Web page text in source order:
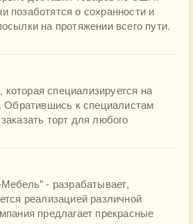
позаботятся о сохранности и
на протяжении всего пути.
специализируется на
Обратившись к специалистам
торт для любого
- разрабатывает,
реализацией различной
предлагает прекрасные